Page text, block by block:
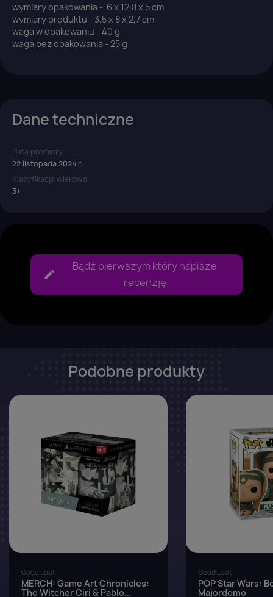
wymiary opakowania - 6 x 12,8 x 5 cm
wymiary produktu - 3,5 x 8 x 2,7 cm
waga w opakowaniu - 40 g
waga bez opakowania - 25 g
Dane techniczne
Data premiery
22 listopada 2024 r.
Klasyfikacja wiekowa
3+
Bądź pierwszym który napisze
recenzję
Podobne produkty
Good Loot
MERCH: Game Art Chronicles:
The Witcher Ciri & Pablo
Good Loot
POP Star Wars:
Majordomo
Zaloguj się